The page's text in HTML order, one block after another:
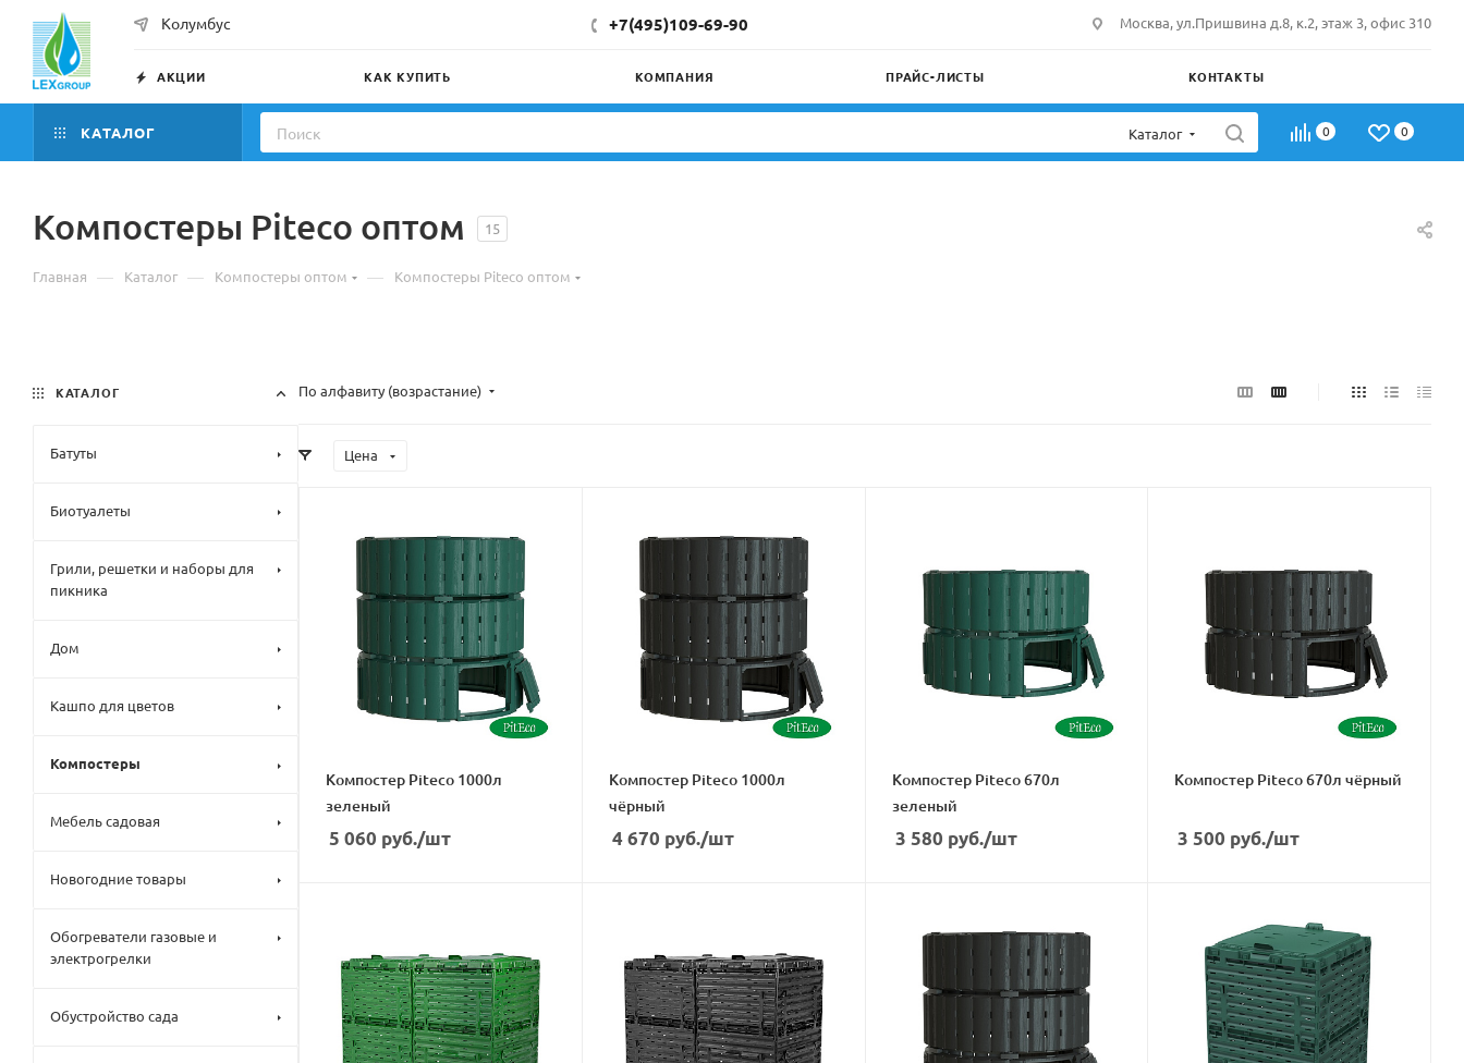
Колумбус +7(495)109-69-90 Москва, ул.Пришвина д.8, к.2, этаж 3, офис 310
АКЦИИ КАК КУПИТЬ КОМПАНИЯ ПРАЙС-ЛИСТЫ КОНТАКТЫ
КАТАЛОГ Каталог 0 0
Компостеры Piteco оптом 15
Главная — Каталог — Компостеры оптом — Компостеры Piteco оптом
По алфавиту (возрастание)
Цена
Компостер Piteco 1000л
зеленый
5 060 руб./шт
Компостер Piteco 1000л
чёрный
4 670 руб./шт
Компостер Piteco 670л
зеленый
3 580 руб./шт
Компостер Piteco 670л чёрный
3 500 руб./шт
КАТАЛОГ
Батуты
Биотуалеты
Грили, решетки и наборы для
пикника
Дом
Кашпо для цветов
Компостеры
Мебель садовая
Новогодние товары
Обогреватели газовые и
электрогрелки
Обустройство сада